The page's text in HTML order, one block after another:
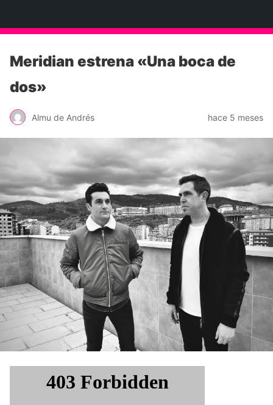
Meridian estrena «Una boca de
dos»
Almu de Andrés hace 5 meses